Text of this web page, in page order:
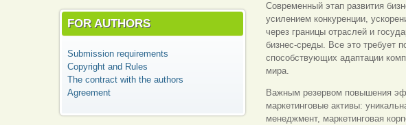
FOR AUTHORS
Submission requirements
Copyright and Rules
The contract with the authors
Agreement
Современный этап развития
усилением конкуренции,
через границы отраслей и
бизнес-среды. Все это требует
способствующих адаптации
мира.
Важным резервом повышения
маркетинговые активы:
менеджмент, маркетинговая